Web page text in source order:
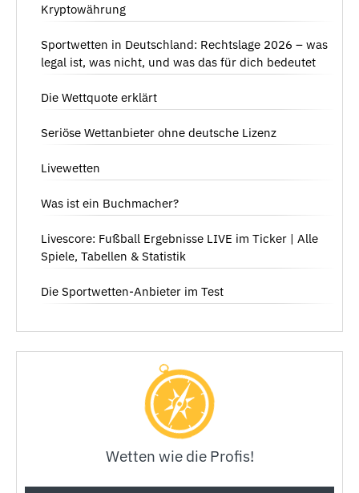
Kryptowährung
Sportwetten in Deutschland: Rechtslage 2026 – was
legal ist, was nicht, und was das für dich bedeutet
Die Wettquote erklärt
Seriöse Wettanbieter ohne deutsche Lizenz
Livewetten
Was ist ein Buchmacher?
Livescore: Fußball Ergebnisse LIVE im Ticker | Alle
Spiele, Tabellen & Statistik
Die Sportwetten-Anbieter im Test
Wetten wie die Profis!